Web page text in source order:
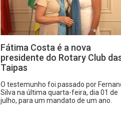
Fátima Costa é a nova
presidente do Rotary Club
Taipas
O testemunho foi passado por
Silva na última quarta-feira, dia 01 de
julho, para um mandato de um ano.